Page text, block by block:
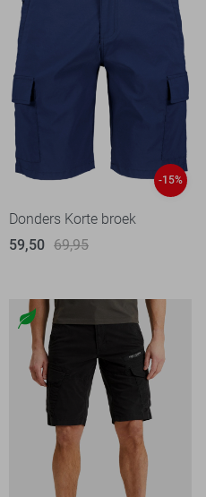
-15%
Donders Korte broek
59,50 69,95